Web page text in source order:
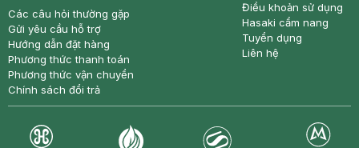
Các câu hỏi thường gặp
Gửi yêu cầu hỗ trợ
Hướng dẫn đặt hàng
Phương thức thanh toán
Phương thức vận chuyển
Chính sách đổi trả
Điều khoản sử dụng
Hasaki cẩm nang
Tuyển dụng
Liên hệ